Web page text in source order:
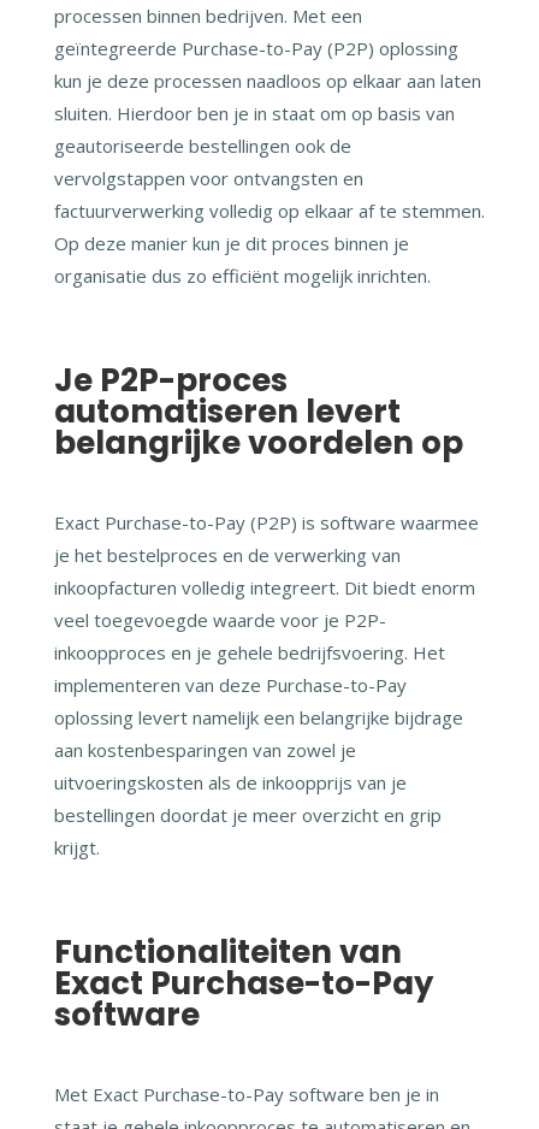
processen binnen bedrijven. Met een
geïntegreerde Purchase-to-Pay (P2P) oplossing
kun je deze processen naadloos op elkaar aan laten
sluiten. Hierdoor ben je in staat om op basis van
geautoriseerde bestellingen ook de
vervolgstappen voor ontvangsten en
factuurverwerking volledig op elkaar af te stemmen.
Op deze manier kun je dit proces binnen je
organisatie dus zo efficiënt mogelijk inrichten.
Je P2P-proces
automatiseren levert
belangrijke voordelen op
Exact Purchase-to-Pay (P2P) is software waarmee
je het bestelproces en de verwerking van
inkoopfacturen volledig integreert. Dit biedt enorm
veel toegevoegde waarde voor je P2P-
inkoopproces en je gehele bedrijfsvoering. Het
implementeren van deze Purchase-to-Pay
oplossing levert namelijk een belangrijke bijdrage
aan kostenbesparingen van zowel je
uitvoeringskosten als de inkoopprijs van je
bestellingen doordat je meer overzicht en grip
krijgt.
Functionaliteiten van
Exact Purchase-to-Pay
software
Met Exact Purchase-to-Pay software ben je in